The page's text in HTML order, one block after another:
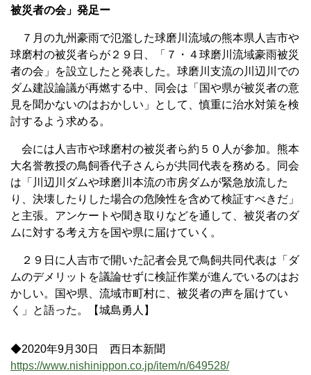
被災者の会」発足ー
７月の九州豪雨で氾濫した球磨川流域の熊本県人吉市や
球磨村の被災者らが２９日、「７・４球磨川流域豪雨被災
者の会」を設立したと発表した。球磨川支流の川辺川での
ダム建設論議が再燃する中、同会は「国や県が被災者の意
見を聞かないのはおかしい」として、慎重に治水対策を検
討するよう求める。
会には人吉市や球磨村の被災者ら約５０人が参加。熊本
大名誉教授の鳥飼香代子さんらが共同代表を務める。同会
は「川辺川ダムや球磨川本流の市房ダムが緊急放流した
り、決壊したりした場合の危険性を含めて検証すべきだ」
と主張。アンケートや聞き取りなどを通して、被災者のダ
ムに対する考え方を国や県に届けていく。
２９日に人吉市で開いた記者会見で鳥飼共同代表は「ダ
ムのデメリットを議論せずに検証作業が進んでいるのはお
かしい。国や県、流域市町村に、被災者の声を届けてい
く」と語った。【城島勇人】
◆2020年9月30日 西日本新聞
https://www.nishinippon.co.jp/item/n/649528/